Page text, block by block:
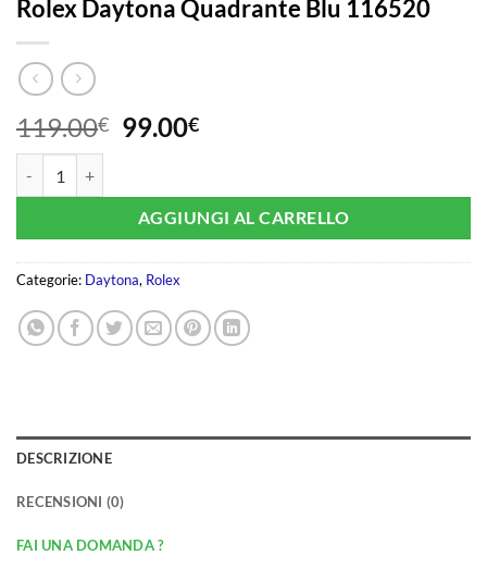
Rolex Daytona Quadrante Blu 116520
119.00€ Il
era:
119.00€.
99.00€Il
è:
99.00€.
AGGIUNGI AL CARRELLO
Categorie: Daytona, Rolex
DESCRIZIONE
RECENSIONI (0)
FAI UNA DOMANDA ?